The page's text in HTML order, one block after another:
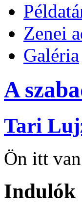
Zenei
Galéria
A
Tari
Ön itt
Indulók